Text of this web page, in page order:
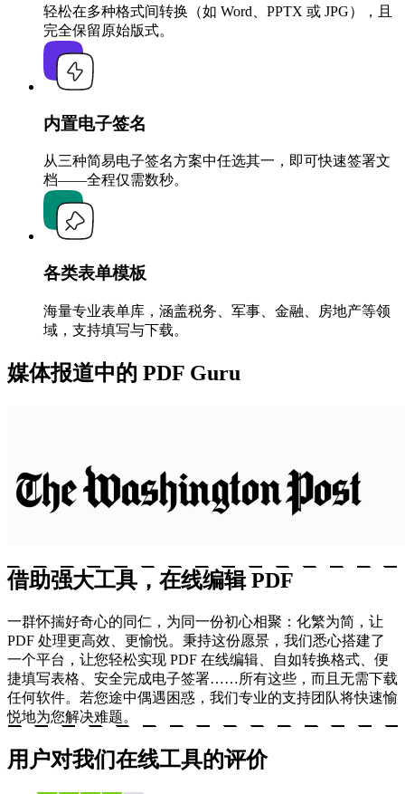
轻松在多种格式间转换（如 Word、PPTX 或 JPG），且
完全保留原始版式。
内置电子签名
从三种简易电子签名方案中任选其一，即可快速签署文
档——全程仅需数秒。
各类表单模板
海量专业表单库，涵盖税务、军事、金融、房地产等领
域，支持填写与下载。
媒体报道中的 PDF Guru
借助强大工具，在线编辑 PDF
一群怀揣好奇心的同仁，为同一份初心相聚：化繁为简，让
PDF 处理更高效、更愉悦。秉持这份愿景，我们悉心搭建了
一个平台，让您轻松实现 PDF 在线编辑、自如转换格式、便
捷填写表格、安全完成电子签署……所有这些，而且无需下载
任何软件。若您途中偶遇困惑，我们专业的支持团队将快速愉
悦地为您解决难题。
用户对我们在线工具的评价